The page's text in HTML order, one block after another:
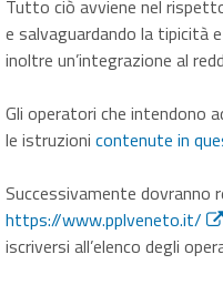
Tutto ciò avviene nel
e salvaguardando la tipicità
inoltre un’integrazione al
Gli operatori che intendono
le istruzioni contenute in
Successivamente dovranno
https://www.pplveneto.it/
iscriversi all’elenco degli